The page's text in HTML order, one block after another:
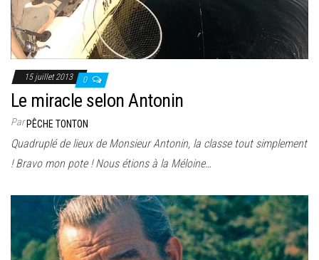
15 juillet 2013 0
Le miracle selon Antonin
ParPÊCHE TONTON
Quadruplé de lieux de Monsieur Antonin, la classe tout simplement
! Bravo mon pote ! Nous étions à la Méloine…